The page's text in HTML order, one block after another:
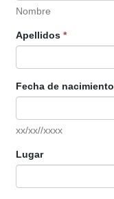
Nombre
Apellidos *
Fecha de nacimiento
xx/xx//xxxx
Lugar